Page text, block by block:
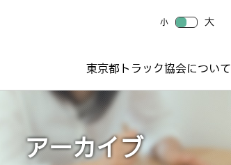
小 大
東京都トラック協会について
アーカイブ